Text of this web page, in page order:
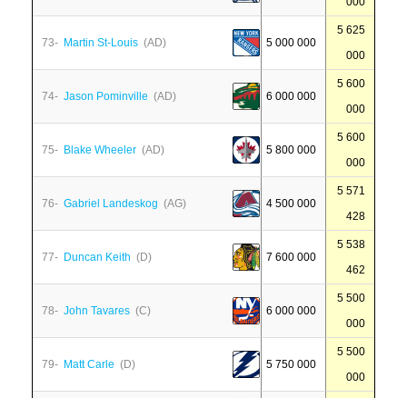
73- Martin St-Louis (AD) 5 000 000
5 625
000
74- Jason Pominville (AD) 6 000 000
5 600
000
75- Blake Wheeler (AD) 5 800 000
5 600
000
76- Gabriel Landeskog (AG) 4 500 000
5 571
428
77- Duncan Keith (D) 7 600 000
5 538
462
78- John Tavares (C) 6 000 000
5 500
000
79- Matt Carle (D) 5 750 000
5 500
000